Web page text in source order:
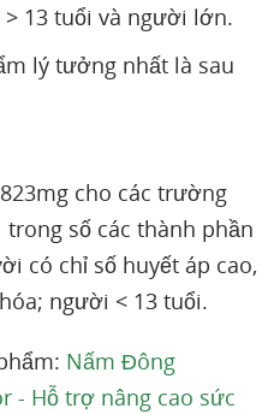
13 tuổi và người lớn.
lý tưởng nhất là sau
cho các trường
số các thành phần
có chỉ số huyết áp cao,
người < 13 tuổi.
Nấm Đông
- Hỗ trợ nâng cao sức